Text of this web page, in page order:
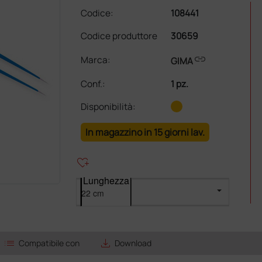
Codice:
108441
Codice produttore
30659
Marca:
GIMAlink
Conf.:
1 pz.
Disponibilità:
In magazzino in 15 giorni lav.
heart_plus
Lunghezza
list Compatibile con save_alt Download